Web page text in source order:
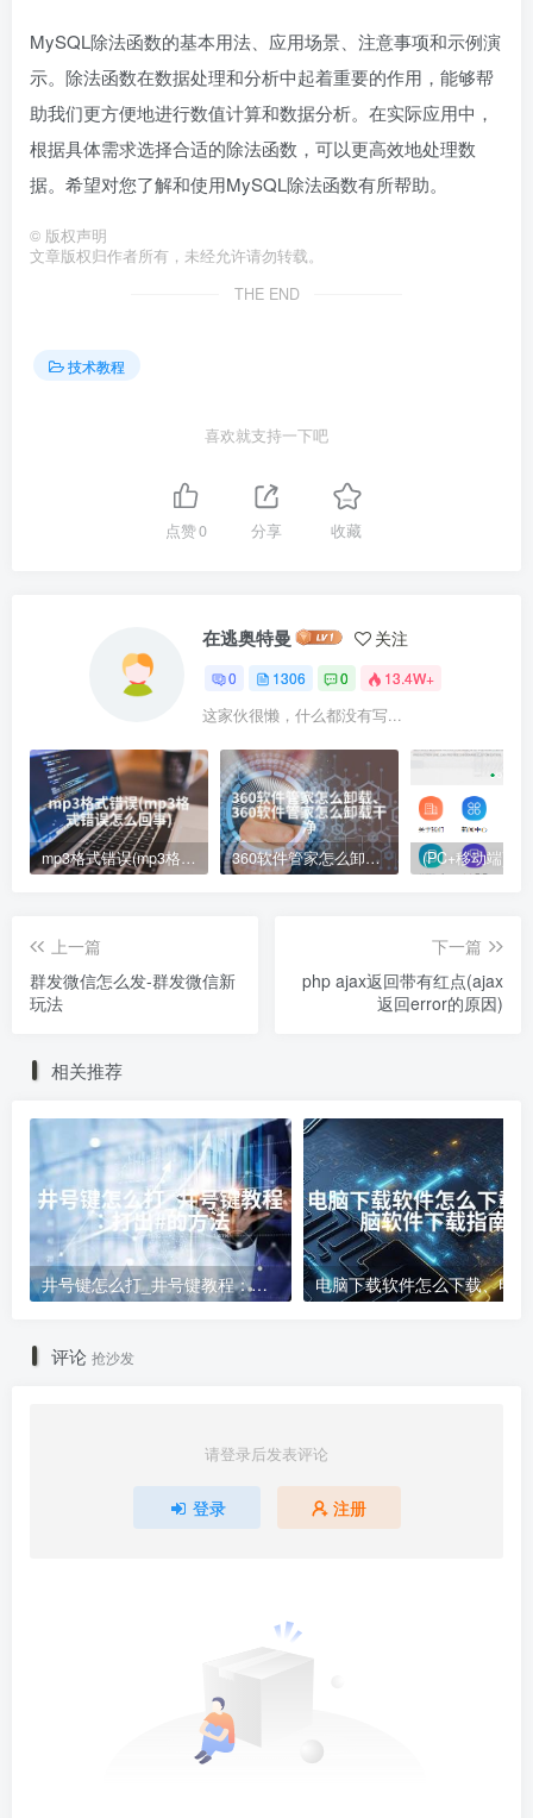
MySQL除法函数的基本用法、应用场景、注意事项和示例演
示。除法函数在数据处理和分析中起着重要的作用，能够帮
助我们更方便地进行数值计算和数据分析。在实际应用中，
根据具体需求选择合适的除法函数，可以更高效地处理数
据。希望对您了解和使用MySQL除法函数有所帮助。
© 版权声明
文章版权归作者所有，未经允许请勿转载。
THE END
技术教程
喜欢就支持一下吧
点赞0 分享 收藏
在逃奥特曼 关注
0 1306 0 13.4W+
这家伙很懒，什么都没有写...
mp3格式错误(mp3格式错误怎么回事) 360软件管家怎么卸载、360软件管家怎么卸载干净
上一篇
群发微信怎么发-群发微信新
玩法
下一篇
php ajax返回带有红点(ajax
返回error的原因)
相关推荐
井号键怎么打_井号键教程：打出#的方法
评论 抢沙发
请登录后发表评论
登录 注册